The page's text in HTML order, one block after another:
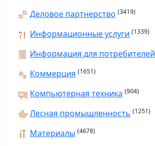
Деловое партнерство (3419)
Информационные услуги (1339)
Информация для потребителей
Коммерция (1651)
Компьютерная техника (904)
Лесная промышленность (1251)
Материалы (4678)